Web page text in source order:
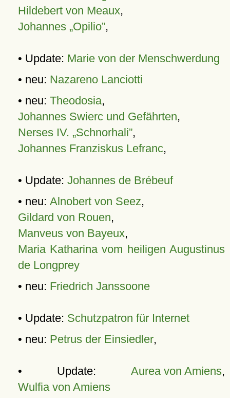
Hildebert von Meaux,
Johannes „Opilio”,
• Update: Marie von der Menschwerdung
• neu: Nazareno Lanciotti
• neu: Theodosia,
Johannes Swierc und Gefährten,
Nerses IV. „Schnorhali”,
Johannes Franziskus Lefranc,
• Update: Johannes de Brébeuf
• neu: Alnobert von Seez,
Gildard von Rouen,
Manveus von Bayeux,
Maria Katharina vom heiligen Augustinus
de Longprey
• neu: Friedrich Janssoone
• Update: Schutzpatron für Internet
• neu: Petrus der Einsiedler,
• Update: Aurea von Amiens,
Wulfia von Amiens